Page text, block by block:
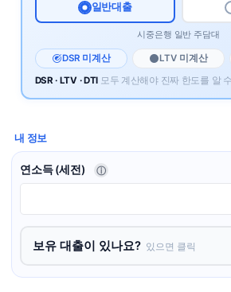
일반대출
시중은행 일반 주담대
DSR 미계산 LTV 미계산
DSR · LTV · DTI 모두 계산해야 진짜 한도를 알
내 정보
연소득 (세전) ⓘ
보유 대출이 있나요? 있으면 클릭